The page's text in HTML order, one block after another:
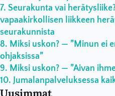
Seurakunta vai
vapaakirkollisen liikkeen
seurakunnista
Miksi uskon? — ”Minun ei
ohjaksissa”
Miksi uskon? — ”Aivan
Jumalanpalveluksessa
Uusimmat